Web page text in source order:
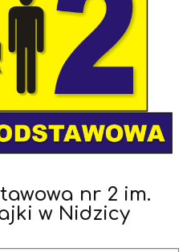
nr 2 im.
w Nidzicy